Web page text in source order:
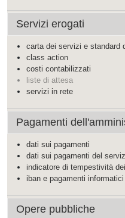
Servizi erogati
carta dei servizi e standard
class action
costi contabilizzati
liste di attesa
servizi in rete
Pagamenti
dati sui pagamenti
dati sui pagamenti del
indicatore di tempestività
iban e pagamenti informatici
Opere pubbliche